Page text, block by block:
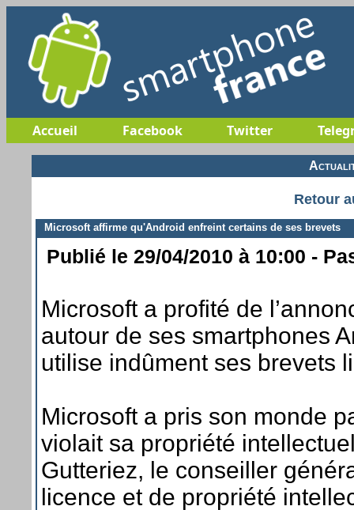
Accueil Facebook Twitter
Retour
Microsoft affirme qu'Android enfreint certains de ses brevets
Publié le 29/04/2010 à 10:00 -
Microsoft a profité de
autour de ses smartphones
utilise indûment ses brevets
Microsoft a pris son monde
violait sa propriété
Gutteriez, le conseiller
licence et de propriété